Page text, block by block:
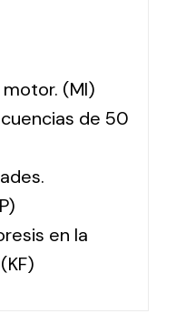
motor. (MI)
de 50
en la